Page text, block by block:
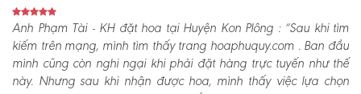
Anh Phạm Tài - KH đặt hoa tại Huyện Kon Plông :“Sau khi tìm
kiếm trên mạng, mình tìm thấy trang hoaphuquy.com . Ban đầu
mình cũng còn nghi ngại khi phải đặt hàng trực tuyến như thế
này. Nhưng sau khi nhận được hoa, mình thấy việc lựa chọn